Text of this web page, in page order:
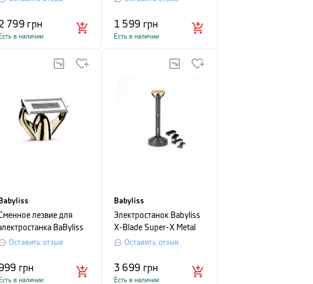
799 грн
Есть в наличии
1 599 грн
Есть в наличии
Babyliss
лезвие для
BaByliss
Blade
Оставить отзыв
грн
Есть в наличии
Babyliss
Электростанок Babyliss
X-Blade Super-X Metal
Series Black Edition
Оставить отзыв
3 699 грн
Есть в наличии